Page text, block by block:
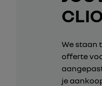
We staan
offerte
je